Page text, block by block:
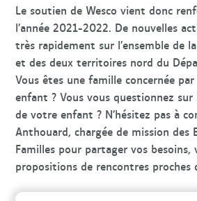
Le soutien de Wesco vient donc
l’année 2021-2022. De nouvelles
très rapidement sur l’ensemble de
et des deux territoires nord du
Vous êtes une famille concernée par
enfant ? Vous vous questionnez
de votre enfant ? N’hésitez pas à
Anthouard, chargée de mission des
Familles pour partager vos
propositions de rencontres proches